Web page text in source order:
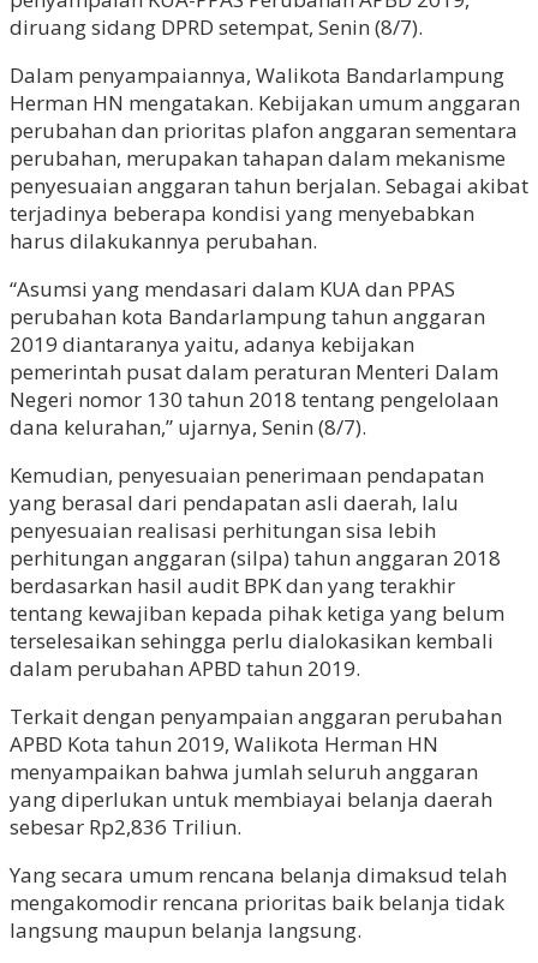
diruang sidang DPRD setempat, Senin (8/7).
Dalam penyampaiannya, Walikota Bandarlampung
Herman HN mengatakan. Kebijakan umum anggaran
perubahan dan prioritas plafon anggaran sementara
perubahan, merupakan tahapan dalam mekanisme
penyesuaian anggaran tahun berjalan. Sebagai akibat
terjadinya beberapa kondisi yang menyebabkan
harus dilakukannya perubahan.
“Asumsi yang mendasari dalam KUA dan PPAS
perubahan kota Bandarlampung tahun anggaran
2019 diantaranya yaitu, adanya kebijakan
pemerintah pusat dalam peraturan Menteri Dalam
Negeri nomor 130 tahun 2018 tentang pengelolaan
dana kelurahan,” ujarnya, Senin (8/7).
Kemudian, penyesuaian penerimaan pendapatan
yang berasal dari pendapatan asli daerah, lalu
penyesuaian realisasi perhitungan sisa lebih
perhitungan anggaran (silpa) tahun anggaran 2018
berdasarkan hasil audit BPK dan yang terakhir
tentang kewajiban kepada pihak ketiga yang belum
terselesaikan sehingga perlu dialokasikan kembali
dalam perubahan APBD tahun 2019.
Terkait dengan penyampaian anggaran perubahan
APBD Kota tahun 2019, Walikota Herman HN
menyampaikan bahwa jumlah seluruh anggaran
yang diperlukan untuk membiayai belanja daerah
sebesar Rp2,836 Triliun.
Yang secara umum rencana belanja dimaksud telah
mengakomodir rencana prioritas baik belanja tidak
langsung maupun belanja langsung.